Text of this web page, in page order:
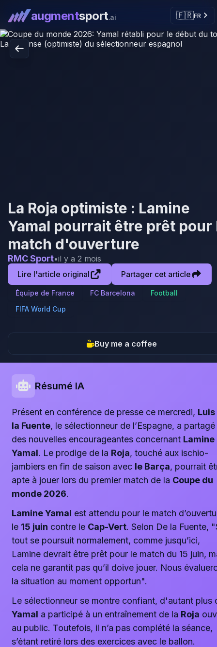
augmentsport.ai 🇫🇷FR
La Roja optimiste : Lamine
Yamal pourrait être prêt pour
match d'ouverture
RMC Sport•il y a 2 mois
Lire l'article original
Partager cet article
Équipe de France FC Barcelona
Football
FIFA World Cup
Buy me a coffee
Résumé IA
Présent en conférence de presse ce mercredi,
la Fuente, le sélectionneur de l’Espagne, a partagé
des nouvelles encourageantes concernant Lamine
Yamal. Le prodige de la Roja, touché aux ischio-
jambiers en fin de saison avec le Barça, pourrait
apte à jouer lors du premier match de la Coupe du
monde 2026.
Lamine Yamal est attendu pour le match
le 15 juin contre le Cap-Vert. Selon De la Fuente,
tout se poursuit normalement, comme jusqu’ici,
Lamine devrait être prêt pour le match du 15 juin,
cela ne garantit pas qu’il doive jouer. Nous
la situation au moment opportun".
Le sélectionneur se montre confiant, d'autant plus
Yamal a participé à un entraînement de la Roja
au public. Toutefois, il n’a pas complété la séance,
s’étant retiré lors des exercices avec le ballon.